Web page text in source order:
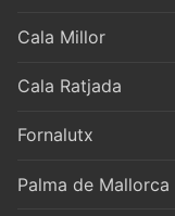
Cala Millor
Cala Ratjada
Fornalutx
Palma de Mallorca